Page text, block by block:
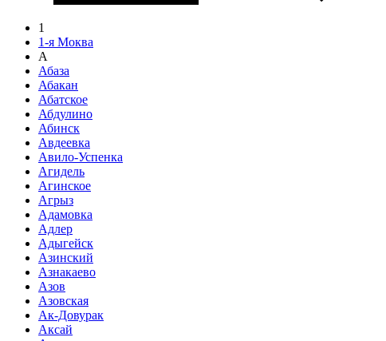
1
1-я Моква
А
Абаза
Абакан
Абатское
Абдулино
Абинск
Авдеевка
Авило-Успенка
Агидель
Агинское
Агрыз
Адамовка
Адлер
Адыгейск
Азинский
Азнакаево
Азов
Азовская
Ак-Довурак
Аксай